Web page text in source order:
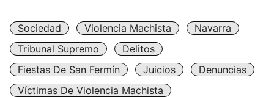
Sociedad Violencia Machista
Navarra
Tribunal Supremo
Delitos
Fiestas De San Fermín
Juicios
Denuncias
Víctimas De Violencia Machista